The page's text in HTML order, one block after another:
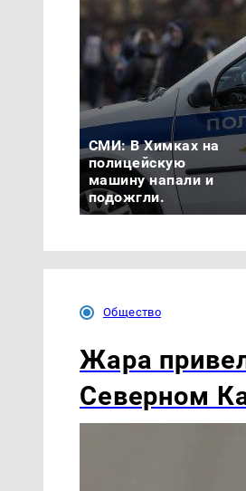
СМИ: В Химках на
полицейскую
машину напали и
подожгли.
Общество
Жара
Северном